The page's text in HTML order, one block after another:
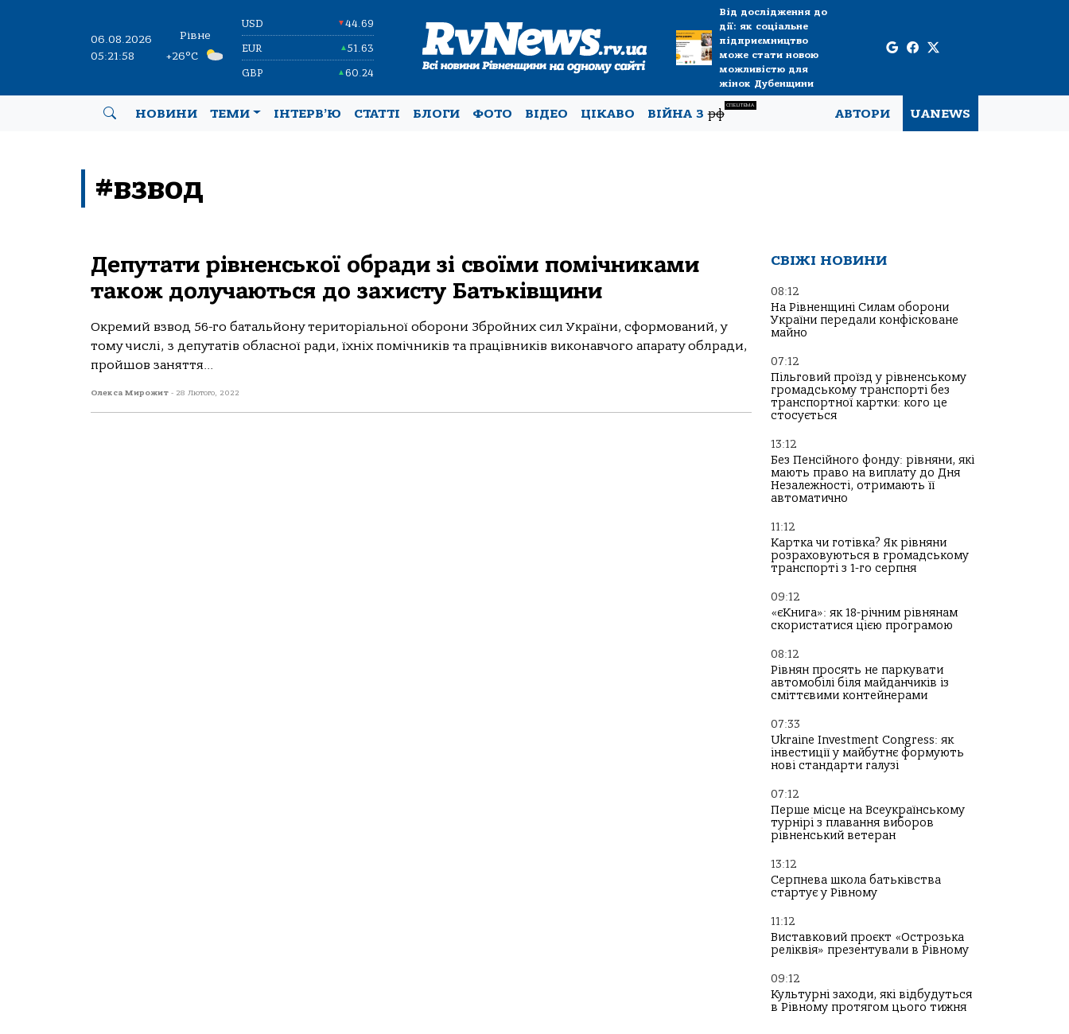
06.08.2026
05:21:58
Рівне
+26°C
USD ▼44.69
EUR ▲51.63
GBP ▲60.24
Від дослідження до
дії: як соціальне
підприємництво
може стати новою
можливістю для
жінок Дубенщини
НОВИНИ ТЕМИ ІНТЕРВ’Ю СТАТТІ БЛОГИ ФОТО ВІДЕО ЦІКАВО ВІЙНА Зрф
СПЕЦТЕМА
АВТОРИ UANEWS
#взвод
Депутати рівненської обради зі своїми помічниками
також долучаються до захисту Батьківщини
Окремий взвод 56-го батальйону територіальної оборони Збройних сил України, сформований, у
тому числі, з депутатів обласної ради, їхніх помічників та працівників виконавчого апарату облради,
пройшов заняття...
Олекса Мирожит - 28 Лютого, 2022
СВІЖІ НОВИНИ
08:12
На Рівненщині Силам оборони
України передали конфісковане
майно
07:12
Пільговий проїзд у рівненському
громадському транспорті без
транспортної картки: кого це
стосується
13:12
Без Пенсійного фонду: рівняни, які
мають право на виплату до Дня
Незалежності, отримають її
автоматично
11:12
Картка чи готівка? Як рівняни
розраховуються в громадському
транспорті з 1-го серпня
09:12
«єКнига»: як 18-річним рівнянам
скористатися цією програмою
08:12
Рівнян просять не паркувати
автомобілі біля майданчиків із
сміттєвими контейнерами
07:33
Ukraine Investment Congress: як
інвестиції у майбутнє формують
нові стандарти галузі
07:12
Перше місце на Всеукраїнському
турнірі з плавання виборов
рівненський ветеран
13:12
Серпнева школа батьківства
стартує у Рівному
11:12
Виставковий проєкт «Острозька
реліквія» презентували в Рівному
09:12
Культурні заходи, які відбудуться
в Рівному протягом цього тижня